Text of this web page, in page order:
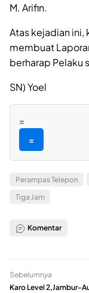
M. Arifin.
Atas kejadian ini,
membuat
berharap Pelaku
SN) Yoel
=
=
Perampas Telepon
Tiga Jam
Komentar
Sebelumnya
Karo Level 2,Jambur-